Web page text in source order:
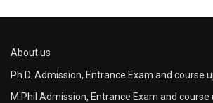
About us
Ph.D. Admission, Entrance Exam and course
M.Phil Admission, Entrance Exam and course